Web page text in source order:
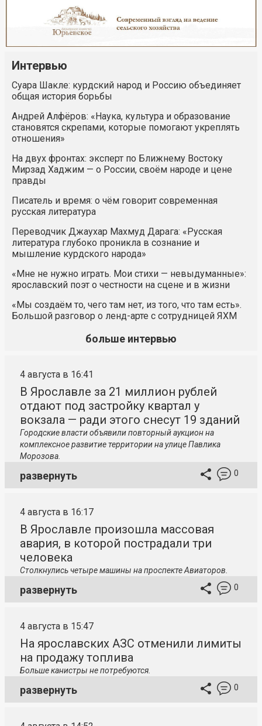
Интервью
Суара Шакле: курдский народ и Россию объединяет
общая история борьбы
Андрей Алфёров: «Наука, культура и образование
становятся скрепами, которые помогают укреплять
отношения»
На двух фронтах: эксперт по Ближнему Востоку
Мирзад Хаджим — о России, своём народе и цене
правды
Писатель и время: о чём говорит современная
русская литература
Переводчик Джаухар Махмуд Дарага: «Русская
литература глубоко проникла в сознание и
мышление курдского народа»
«Мне не нужно играть. Мои стихи — невыдуманные»:
ярославский поэт о честности на сцене и в жизни
«Мы создаём то, чего там нет, из того, что там есть».
Большой разговор о ленд-арте с сотрудницей ЯХМ
больше интервью
4 августа в 16:41
В Ярославле за 21 миллион рублей
отдают под застройку квартал у
вокзала — ради этого снесут 19 зданий
Городские власти объявили повторный аукцион на
комплексное развитие территории на улице Павлика
Морозова.
развернуть 0
4 августа в 16:17
В Ярославле произошла массовая
авария, в которой пострадали три
человека
Столкнулись четыре машины на проспекте Авиаторов.
развернуть 0
4 августа в 15:47
На ярославских АЗС отменили лимиты
на продажу топлива
Больше канистры не потребуются.
развернуть 0